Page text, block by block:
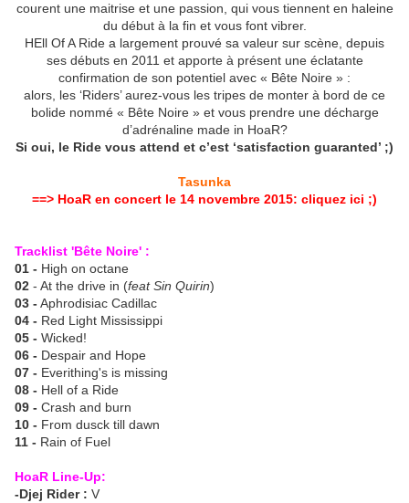
courent une maitrise et une passion, qui vous tiennent en haleine
du début à la fin et vous font vibrer.
HEll Of A Ride a largement prouvé sa valeur sur scène, depuis
ses débuts en 2011 et apporte à présent une éclatante
confirmation de son potentiel avec « Bête Noire » :
alors, les ‘Riders’ aurez-vous les tripes de monter à bord de ce
bolide nommé « Bête Noire » et vous prendre une décharge
d’adrénaline made in HoaR?
Si oui, le Ride vous attend et c’est ‘satisfaction guaranted’ ;)
Tasunka
==> HoaR en concert le 14 novembre 2015: cliquez ici ;)
Tracklist 'Bête Noire' :
01 - High on octane
02 - At the drive in (feat Sin Quirin)
03 - Aphrodisiac Cadillac
04 - Red Light Mississippi
05 - Wicked!
06 - Despair and Hope
07 - Everithing's is missing
08 - Hell of a Ride
09 - Crash and burn
10 - From dusck till dawn
11 - Rain of Fuel
HoaR Line-Up:
-Djej Rider : V